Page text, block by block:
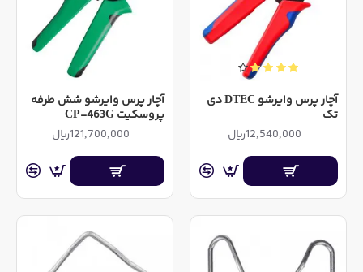
آچار پرس وایرشو DTEC دی
تک
12,540,000ریال
آچار پرس وایرشو شش طرفه
پروسکیت CP-463G
121,700,000ریال